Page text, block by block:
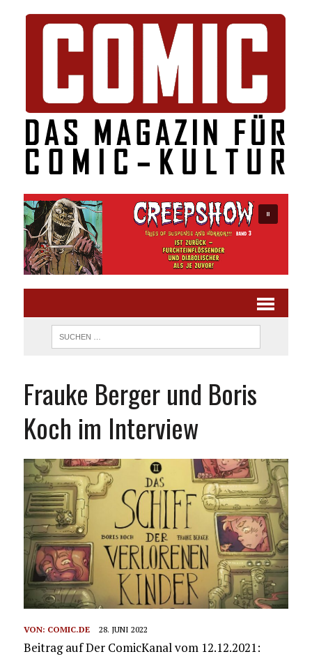
Frauke Berger und Boris
Koch im Interview
VON: COMIC.DE 28. JUNI 2022
Beitrag auf Der ComicKanal vom 12.12.2021: